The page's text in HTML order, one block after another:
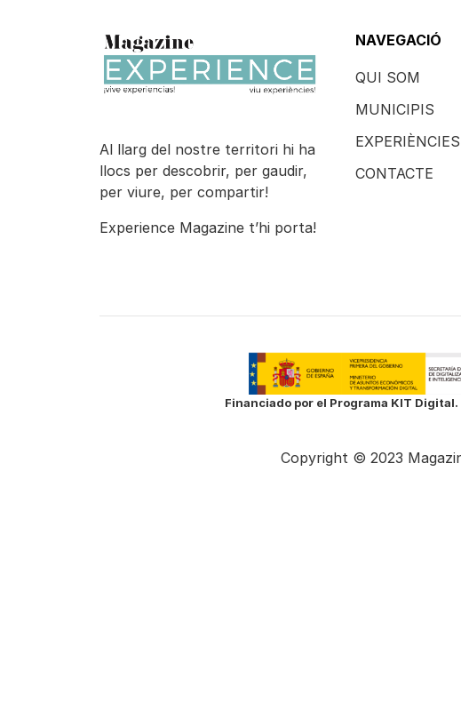
Al llarg del nostre territori hi ha
llocs per descobrir, per gaudir,
per viure, per compartir!
Experience Magazine t’hi porta!
NAVEGACIÓ
QUI SOM
MUNICIPIS
EXPERIÈNCIES
CONTACTE
Financiado por el Programa KIT
Copyright © 2023